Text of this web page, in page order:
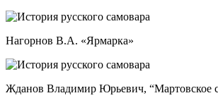
Нагорнов В.А. «Ярмарка»
Жданов Владимир Юрьевич, “Мартовское